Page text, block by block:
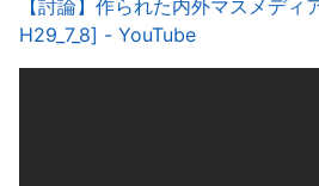
【討論】作られた内外マスメディ
H29_7_8] - YouTube